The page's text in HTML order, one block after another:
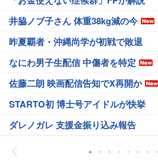
井脇ノブ子さん 体重38kg減の今
昨夏覇者・沖縄尚学が初戦で敗退
なにわ男子生配信 中傷者を特定
佐藤二朗 映画配信告知でX再開か
STARTO初 博士号アイドルが快挙
ダレノガレ 支援金振り込み報告